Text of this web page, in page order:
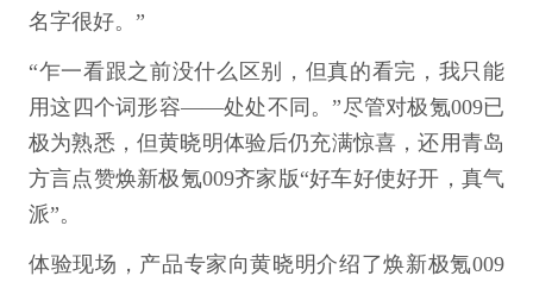
名字很好。”
“乍一看跟之前没什么区别，但真的看完，我只能
用这四个词形容——处处不同。”尽管对极氪009已
极为熟悉，但黄晓明体验后仍充满惊喜，还用青岛
方言点赞焕新极氪009齐家版“好车好使好开，真气
派”。
体验现场，产品专家向黄晓明介绍了焕新极氪009